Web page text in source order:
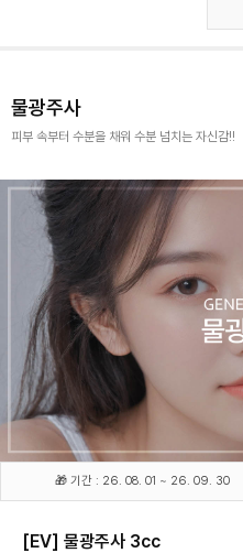
물광주사
피부 속부터 수분을 채워 수분 넘치는 자신감!!
🎁 기간 : 26. 08. 01 ~ 26. 09. 30
[EV] 물광주사 3cc